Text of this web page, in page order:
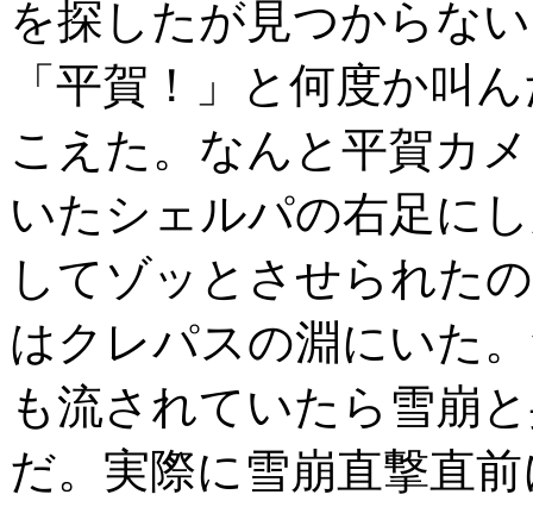
を探したが見つからな
「平賀！」と何度か叫
こえた。なんと平賀カ
いたシェルパの右足に
してゾッとさせられた
はクレパスの淵にいた
も流されていたら雪崩
だ。実際に雪崩直撃直